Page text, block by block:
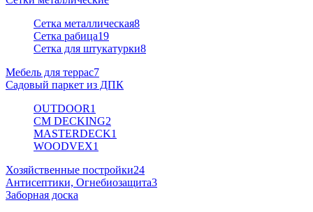
Сетка металлическая8
Сетка рабица19
Сетка для штукатурки8
Мебель для террас7
Садовый паркет из ДПК
OUTDOOR1
CM DECKING2
MASTERDECK1
WOODVEX1
Хозяйственные постройки24
Антисептики, Огнебиозащита3
Заборная доска